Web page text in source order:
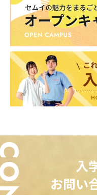
入
お問い